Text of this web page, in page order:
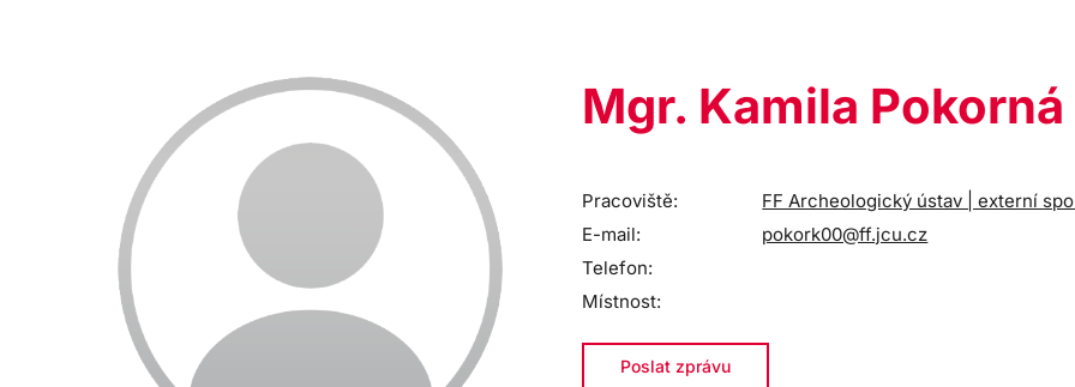
Mgr. Kamila Pokorná
Pracoviště:
FF Archeologický ústav | externí
E-mail:
pokork00@ff.jcu.cz
Telefon:
Místnost:
Poslat zprávu